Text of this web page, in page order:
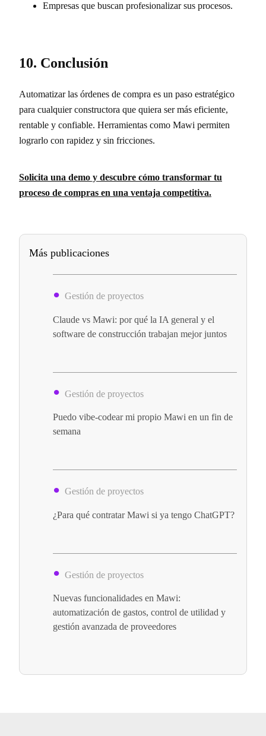
Más publicaciones
Gestión de proyectos
Claude vs Mawi: por qué la IA general y el
software de construcción trabajan mejor juntos
Gestión de proyectos
Puedo vibe-codear mi propio Mawi en un fin de
semana
Gestión de proyectos
¿Para qué contratar Mawi si ya tengo ChatGPT?
Gestión de proyectos
Nuevas funcionalidades en Mawi:
automatización de gastos, control de utilidad y
gestión avanzada de proveedores
Empresas que buscan profesionalizar sus procesos.
10. Conclusión
Automatizar las órdenes de compra es un paso estratégico
para cualquier constructora que quiera ser más eficiente,
rentable y confiable. Herramientas como Mawi permiten
lograrlo con rapidez y sin fricciones.
Solicita una demo y descubre cómo transformar tu
proceso de compras en una ventaja competitiva.